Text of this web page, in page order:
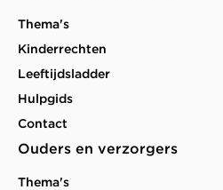
Thema's
Kinderrechten
Leeftijdsladder
Hulpgids
Contact
Ouders en verzorgers
Thema's